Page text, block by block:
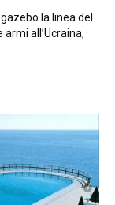
la linea del
all’Ucraina,